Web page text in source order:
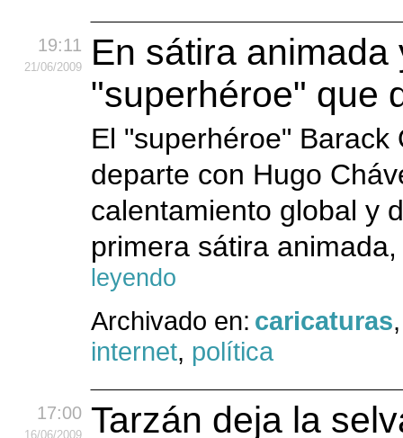
19:11
21/06/2009
En sátira
"superhéroe" que
El "superhéroe"
departe con Hugo
calentamiento global y
primera sátira
leyendo
Archivado en: caricaturas
internet, política
17:00
16/06/2009 Tarzán deja la